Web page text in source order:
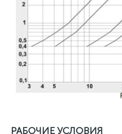
РАБОЧИЕ УСЛОВИЯ